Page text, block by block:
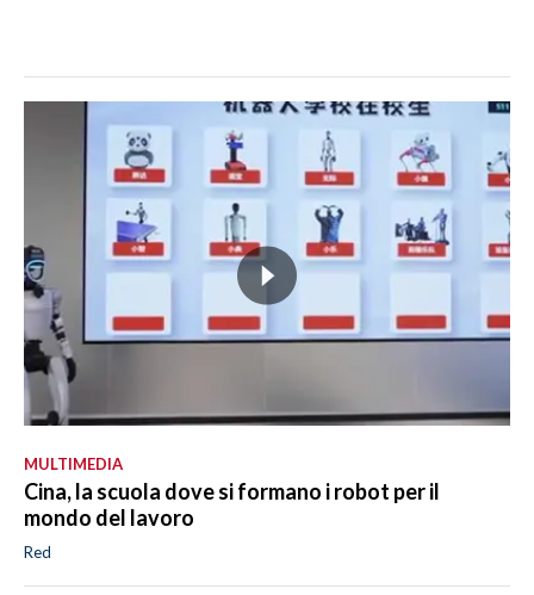
MULTIMEDIA
Cina, la scuola dove si formano i robot per il
mondo del lavoro
Red